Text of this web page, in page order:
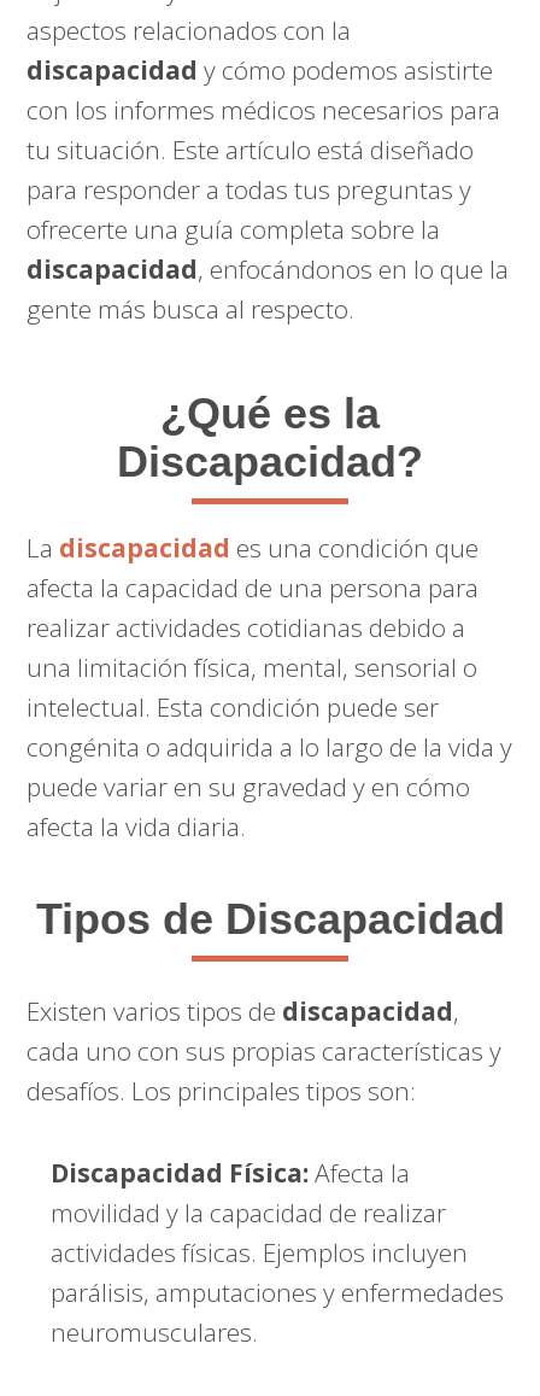
aspectos relacionados con la
discapacidady cómo podemos asistirte
con los informes médicos necesarios para
tu situación. Este artículo está diseñado
para responder a todas tus preguntas y
ofrecerte una guía completa sobre la
discapacidad, enfocándonos en lo que la
gente más busca al respecto.
¿Qué es la
Discapacidad?
La discapacidad es una condición que
afecta la capacidad de una persona para
realizar actividades cotidianas debido a
una limitación física, mental, sensorial o
intelectual. Esta condición puede ser
congénita o adquirida a lo largo de la vida y
puede variar en su gravedad y en cómo
afecta la vida diaria.
Tipos de Discapacidad
Existen varios tipos de discapacidad,
cada uno con sus propias características y
desafíos. Los principales tipos son:
Discapacidad Física:Afecta la
movilidad y la capacidad de realizar
actividades físicas. Ejemplos incluyen
parálisis, amputaciones y enfermedades
neuromusculares.